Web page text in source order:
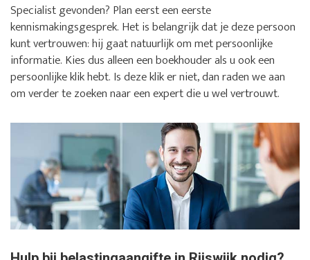
Specialist gevonden? Plan eerst een eerste
kennismakingsgesprek. Het is belangrijk dat je deze persoon
kunt vertrouwen: hij gaat natuurlijk om met persoonlijke
informatie. Kies dus alleen een boekhouder als u ook een
persoonlijke klik hebt. Is deze klik er niet, dan raden we aan
om verder te zoeken naar een expert die u wel vertrouwt.